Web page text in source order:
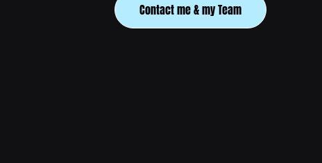
Contact me & my Team